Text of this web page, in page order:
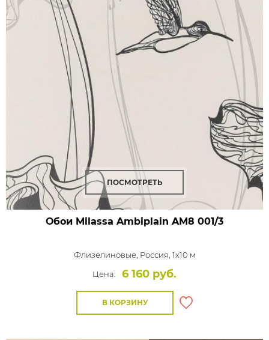
ПОСМОТРЕТЬ
Обои Milassa Ambiplain AM8 001/3
Флизелиновые, Россия, 1x10 м
Цена:
6 160 руб.
В КОРЗИНУ